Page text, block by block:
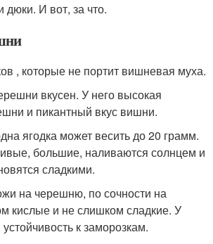
И вот, за что.
, которые не портит вишневая муха.
вкусен. У него высокая
и пикантный вкус вишни.
ягодка может весить до 20 грамм.
большие, наливаются солнцем и
сладкими.
на черешню, по сочности на
кислые и не слишком сладкие. У
к заморозкам.